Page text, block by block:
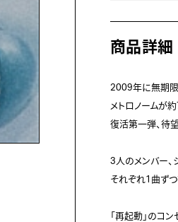
商品詳細
2009年に無期限
メトロノームが
復活第一弾、待望
3人のメンバー、
それぞれ1曲ずつ
「再起動」のコン